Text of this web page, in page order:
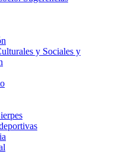
y Sociales y